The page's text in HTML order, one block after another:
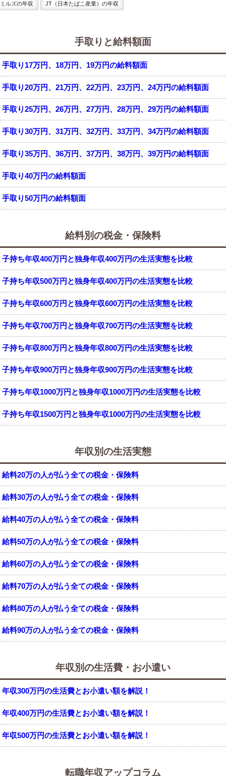
ミルズの年収 JT（日本たばこ産業）の年収
手取りと給料額面
手取り17万円、18万円、19万円の給料額面
手取り20万円、21万円、22万円、23万円、24万円の給料額面
手取り25万円、26万円、27万円、28万円、29万円の給料額面
手取り30万円、31万円、32万円、33万円、34万円の給料額面
手取り35万円、36万円、37万円、38万円、39万円の給料額面
手取り40万円の給料額面
手取り50万円の給料額面
給料別の税金・保険料
子持ち年収400万円と独身年収400万円の生活実態を比較
子持ち年収500万円と独身年収400万円の生活実態を比較
子持ち年収600万円と独身年収600万円の生活実態を比較
子持ち年収700万円と独身年収700万円の生活実態を比較
子持ち年収800万円と独身年収800万円の生活実態を比較
子持ち年収900万円と独身年収900万円の生活実態を比較
子持ち年収1000万円と独身年収1000万円の生活実態を比較
子持ち年収1500万円と独身年収1000万円の生活実態を比較
年収別の生活実態
給料20万の人が払う全ての税金・保険料
給料30万の人が払う全ての税金・保険料
給料40万の人が払う全ての税金・保険料
給料50万の人が払う全ての税金・保険料
給料60万の人が払う全ての税金・保険料
給料70万の人が払う全ての税金・保険料
給料80万の人が払う全ての税金・保険料
給料90万の人が払う全ての税金・保険料
年収別の生活費・お小遣い
年収300万円の生活費とお小遣い額を解説！
年収400万円の生活費とお小遣い額を解説！
年収500万円の生活費とお小遣い額を解説！
転職年収アップコラム